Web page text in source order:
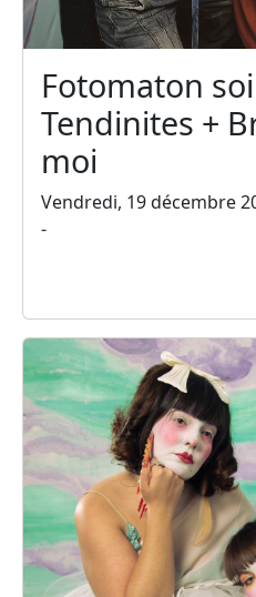
Fotomaton
Tendinites +
moi
Vendredi, 19 décembre
-